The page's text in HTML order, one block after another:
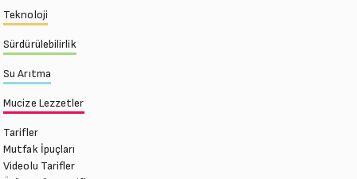
Teknoloji
Sürdürülebilirlik
Su Arıtma
Mucize Lezzetler
Tarifler
Mutfak İpuçları
Videolu Tarifler